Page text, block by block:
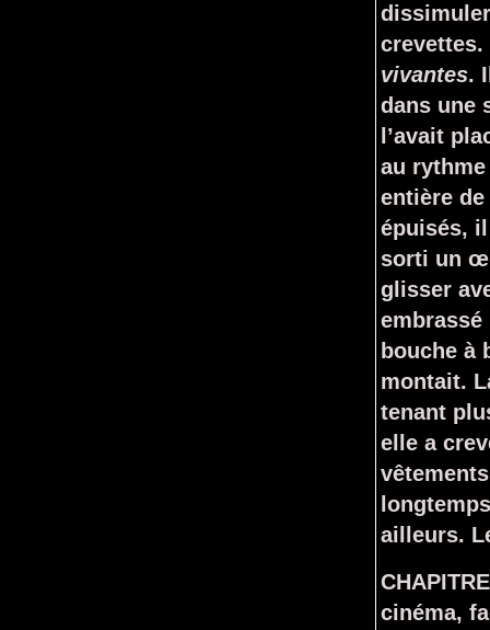
crevettes.
vivantes.
dans une
l’avait
au
entière de
épuisés,
sorti un
glisser
bouche à
montait.
tenant
elle a
ailleurs.
cinéma,